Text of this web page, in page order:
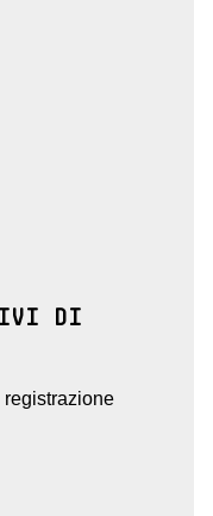
DI
registrazione